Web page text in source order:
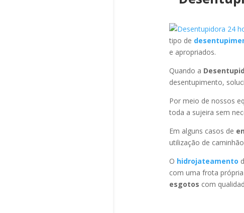
tipo de
e apropriados.
Quando a
desentupimento,
Por meio de nossos
toda a sujeira sem
Em alguns casos de
utilização de
O hidrojateamento
com uma frota
esgotos com